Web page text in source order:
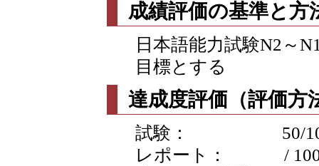
成績評価の基準と方
日本語能力試験N2～
目標とする
達成度評価（評価方
試験： 50/100
レポート： /